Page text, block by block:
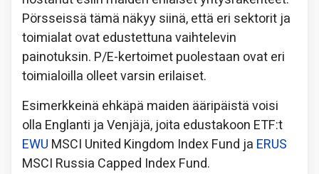
Pörsseissä tämä näkyy siinä, että eri sektorit ja
toimialat ovat edustettuna vaihtelevin
painotuksin. P/E-kertoimet puolestaan ovat eri
toimialoilla olleet varsin erilaiset.
Esimerkkeinä ehkäpä maiden ääripäistä voisi
olla Englanti ja Venjäjä, joita edustakoon ETF:t
EWU MSCI United Kingdom Index Fund ja ERUS
MSCI Russia Capped Index Fund.